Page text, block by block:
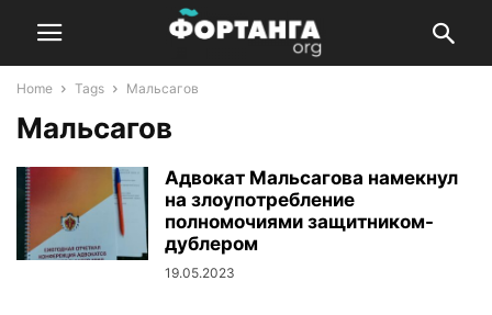
Home Tags Мальсагов
Мальсагов
Адвокат Мальсагова намекнул
на злоупотребление
полномочиями защитником-
дублером
19.05.2023